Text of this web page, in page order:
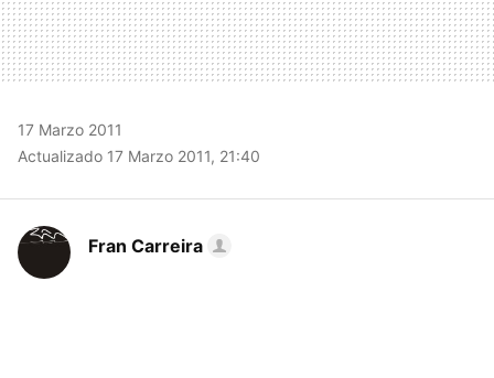
17 Marzo 2011
Actualizado 17 Marzo 2011, 21:40
Fran Carreira